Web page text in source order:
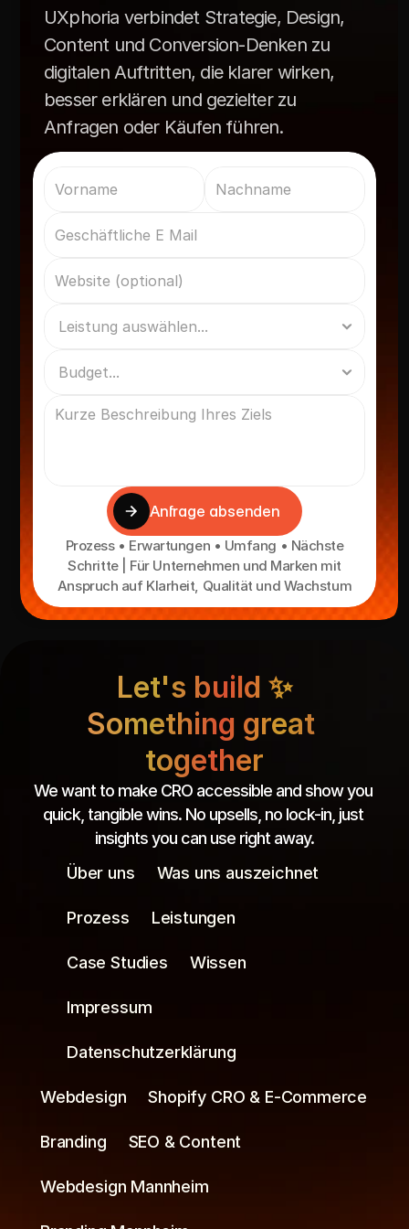
UXphoria verbindet Strategie, Design,
Content und Conversion-Denken zu
digitalen Auftritten, die klarer wirken,
besser erklären und gezielter zu
Anfragen oder Käufen führen.
Anfrage absenden
Prozess • Erwartungen • Umfang • Nächste
Schritte | Für Unternehmen und Marken mit
Anspruch auf Klarheit, Qualität und Wachstum
Let's build ✨
Something great
together
We want to make CRO accessible and show you
quick, tangible wins. No upsells, no lock-in, just
insights you can use right away.
Über uns
Was uns auszeichnet
Prozess Leistungen
Case Studies Wissen
Impressum
Datenschutzerklärung
Webdesign Shopify CRO & E-Commerce
Branding SEO & Content
Webdesign Mannheim